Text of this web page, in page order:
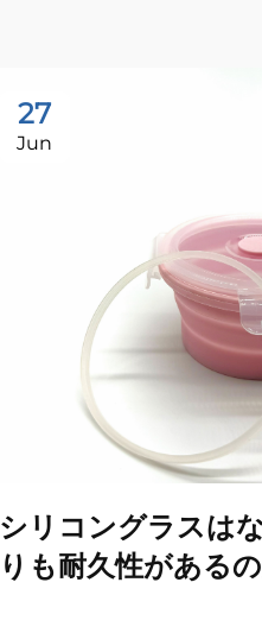
27
Jun
シリコングラスは
りも耐久性がある